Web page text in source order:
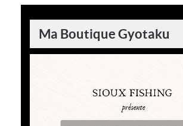
Ma Boutique Gyotaku